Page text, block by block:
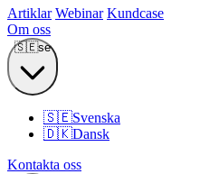
Artiklar Webinar Kundcase
Om oss
🇸🇪se
🇸🇪Svenska
🇩🇰Dansk
Kontakta oss